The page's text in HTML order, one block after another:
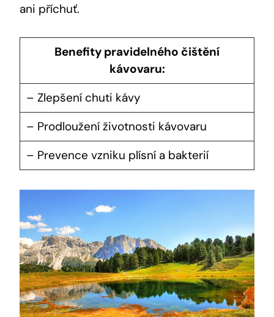
ani příchuť.
Benefity pravidelného čištění
kávovaru:
– Zlepšení chuti kávy
– Prodloužení životnosti kávovaru
– Prevence vzniku plísní a bakterií